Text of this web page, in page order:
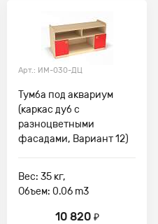
Арт.: ИМ-030-ДЦ
Тумба под аквариум
(каркас дуб с
разноцветными
фасадами, Вариант 12)
Вес: 35 кг,
Объем: 0.06 m3
10 820 ₽